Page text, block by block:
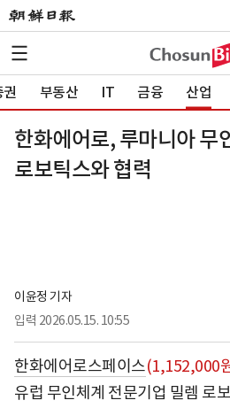
부동산 IT 금융 산업
한화에어로, 루마니아
로보틱스와 협력
이윤정 기자
입력 2026.05.15. 10:55
한화에어로스페이스(1,152,000
유럽 무인체계 전문기업 밀렘 로